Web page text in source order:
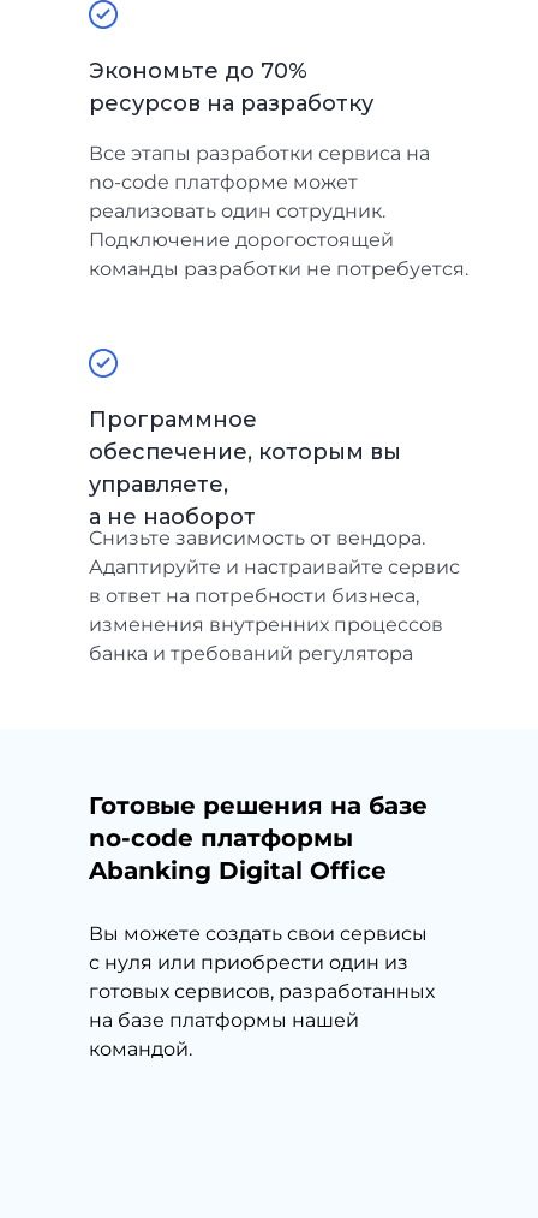
Экономьте до 70%
ресурсов на разработку
Все этапы разработки сервиса на
no-code платформе может
реализовать один сотрудник.
Подключение дорогостоящей
команды разработки не потребуется.
Программное
обеспечение, которым вы
управляете,
а не наоборот
Снизьте зависимость от вендора.
Адаптируйте и настраивайте сервис
в ответ на потребности бизнеса,
изменения внутренних процессов
банка и требований регулятора
Готовые решения на базе
no-code платформы
Abanking Digital Office
Вы можете создать свои сервисы
с нуля или приобрести один из
готовых сервисов, разработанных
на базе платформы нашей
командой.